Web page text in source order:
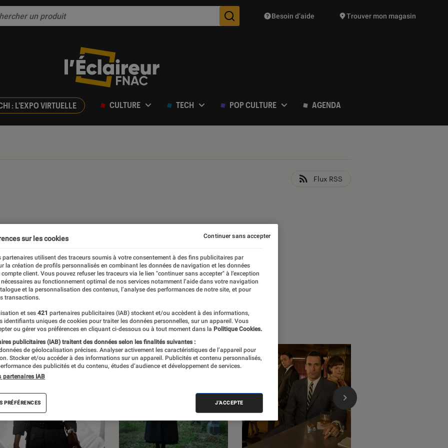
Des suggestions de produits vont vous être proposées
Besoin d’aide Trouver mon magasin
: L'EXPO VIRTUELLE CULTURE TECH POP CULTURE AGENDA
Flux RSS
Fnac. Découvrez les sorties, des
des critiques, mais aussi des
des enquêtes.
sur les cookies
partenaires utilisent des traceurs soumis à votre consentement à des fins publicitaires par
la création de profils personnalisés en combinant les données de navigation et les données
compte client. Vous pouvez refuser les traceurs via le lien "continuer sans accepter" à l’exception
au fonctionnement optimal de nos services notamment l’aide dans votre navigation
et la personnalisation des contenus, l’analyse des performances de notre site, et pour
transactions.
et ses 421 partenaires publicitaires (IAB) stockent et/ou accèdent à des informations,
identifiants uniques de cookies pour traiter les données personnelles, sur un appareil. Vous
ou gérer vos préférences en cliquant ci-dessous ou à tout moment dans la Politique Cookies.
publicitaires (IAB) traitent des données selon les finalités suivantes :
de géolocalisation précises. Analyser activement les caractéristiques de l’appareil pour
Stocker et/ou accéder à des informations sur un appareil. Publicités et contenu personnalisés,
des publicités et du contenu, études d’audience et développement de services.
partenaires IAB
PRÉFÉRENCES J'ACCEPTE
Continuer sans accepter